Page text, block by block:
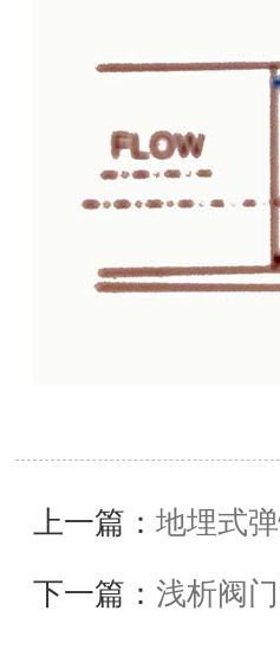
上一篇： 地埋式
下一篇： 浅析阀